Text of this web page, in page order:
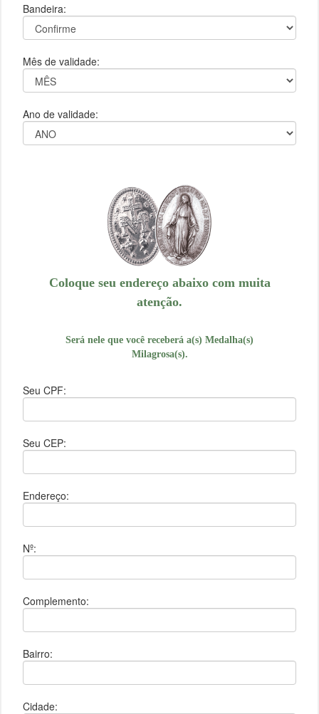
Bandeira:
Mês de validade:
Ano de validade:
Coloque seu endereço abaixo com muita
atenção.
Será nele que você receberá a(s) Medalha(s)
Milagrosa(s).
Seu CPF:
Seu CEP:
Endereço:
Nº:
Complemento:
Bairro:
Cidade: